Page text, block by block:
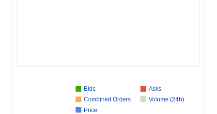
Bids
Asks
Combined Orders
Volume (24h)
Price